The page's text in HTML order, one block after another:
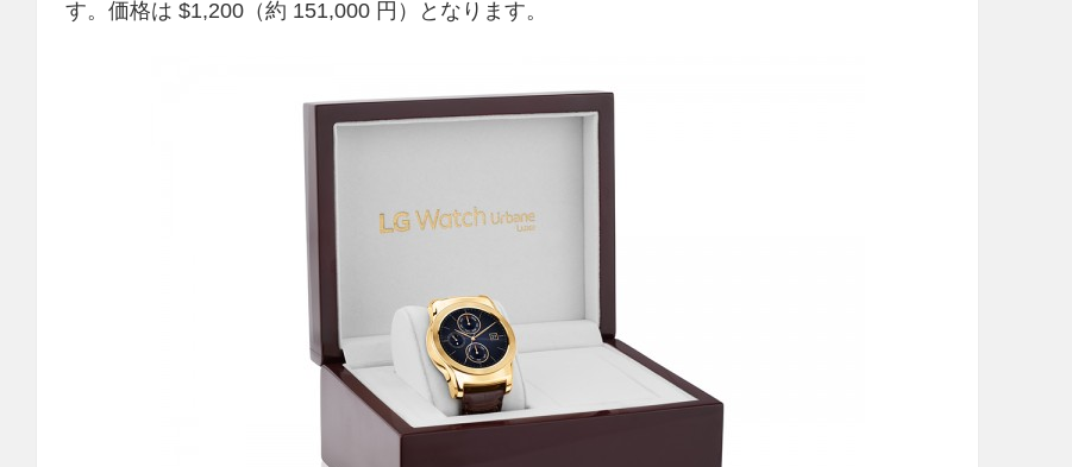
す。価格は $1,200（約 151,000 円）となります。